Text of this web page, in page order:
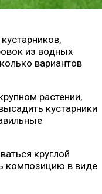
из водных
вариантов
растении,
кустарники
круглой
композицию в виде